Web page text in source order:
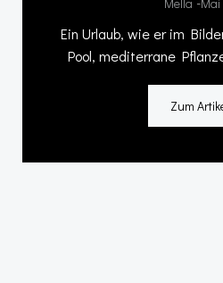
Ein Urlaub, wie er im
Pool, mediterrane
Zum